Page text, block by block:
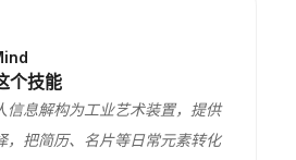
个技能
信息解构为工业艺术装置，提供
，把简历、名片等日常元素转化